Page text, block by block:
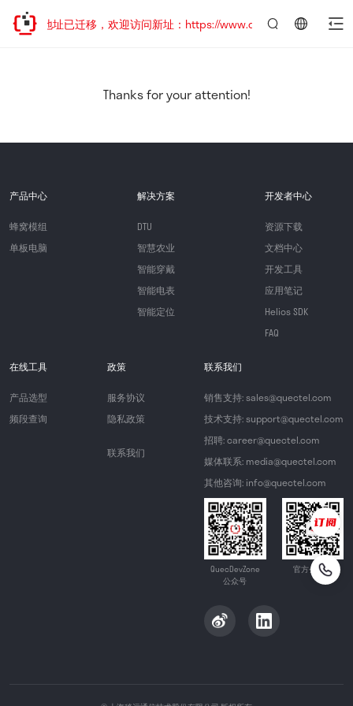
网站地址已迁移，欢迎访问新址：https://www.quectel.com.cn
Thanks for your attention!
产品中心
蜂窝模组
单板电脑
解决方案
DTU
智慧农业
智能穿戴
智能电表
智能定位
开发者中心
资源下载
文档中心
开发工具
应用笔记
Helios SDK
FAQ
在线工具
产品选型
频段查询
政策
服务协议
隐私政策
联系我们
联系我们
销售支持: sales@quectel.com
技术支持: support@quectel.com
招聘: career@quectel.com
媒体联系: media@quectel.com
其他咨询: info@quectel.com
QuecDevZone
公众号
官方公众号